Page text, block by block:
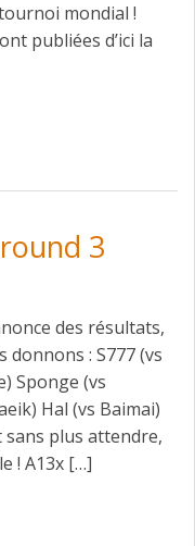
mondial !
publiées d’ici la
3
des résultats,
donnons : S777 (vs
Sponge (vs
Hal (vs Baimai)
sans plus attendre,
! A13x […]